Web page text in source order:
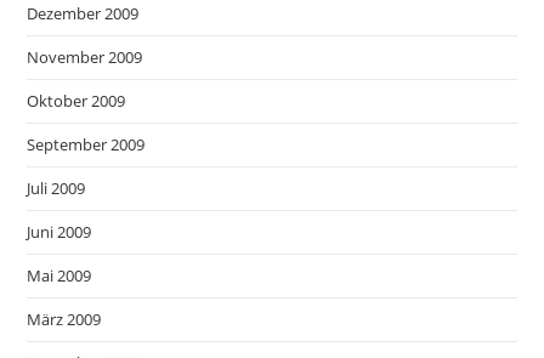
Dezember 2009
November 2009
Oktober 2009
September 2009
Juli 2009
Juni 2009
Mai 2009
März 2009